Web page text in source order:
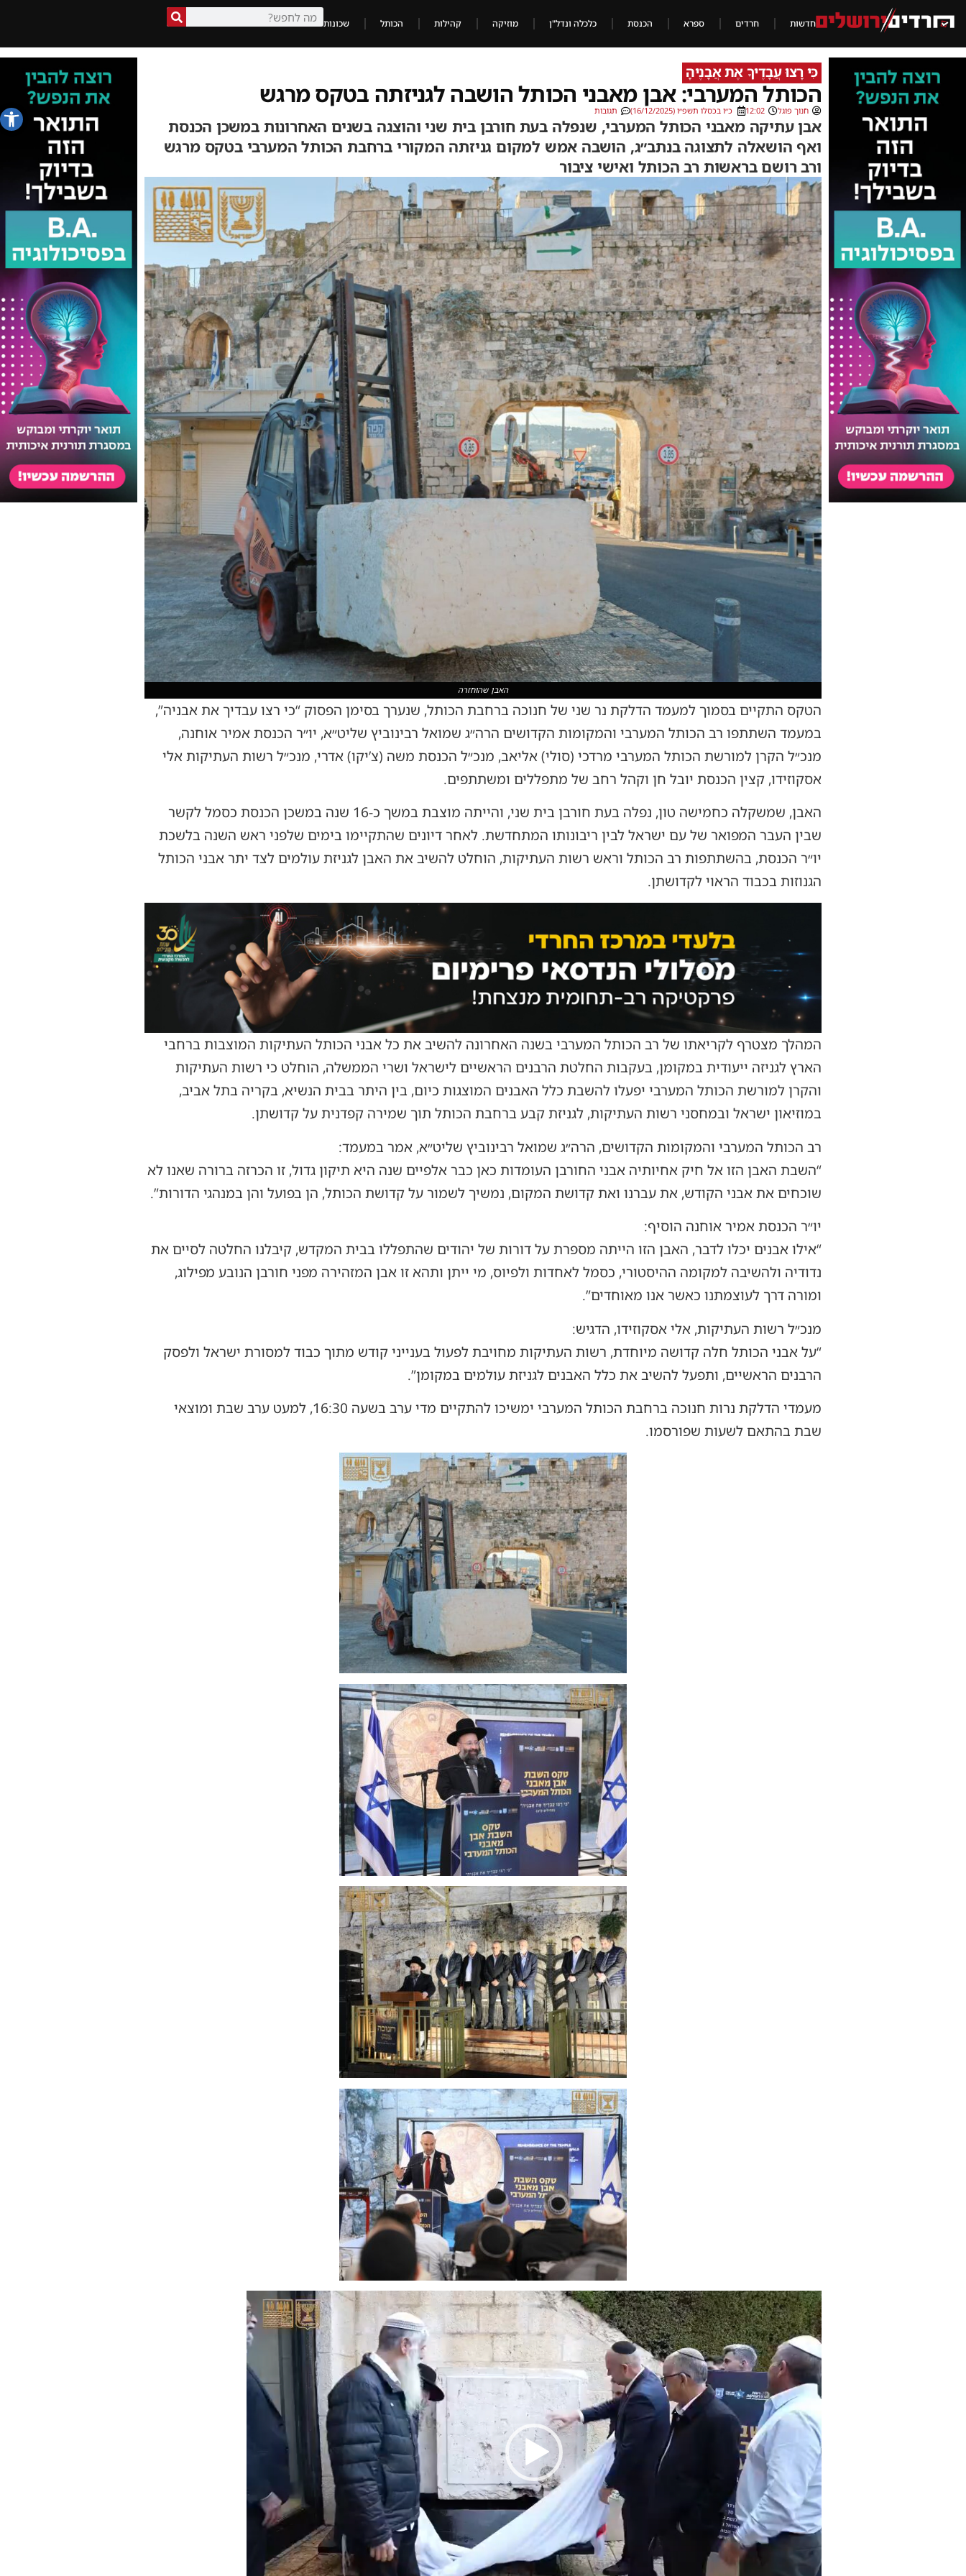
פתח
חדשות חרדים ספרא הכנסת כלכלה ונדל"ן מוזיקה קהילות הכותל שכונות
כִּי רָצוּ עֲבָדֶיךָ אֶת אֲבָנֶיהָ
הכותל המערבי: אבן מאבני הכותל הושבה לגניזתה בטקס מרגש
חנוך פוגל 12:02 כ״ו בכסלו תשפ״ו (16/12/2025) תגובות
אבן עתיקה מאבני הכותל המערבי, שנפלה בעת חורבן בית שני והוצגה בשנים האחרונות במשכן הכנסת
ואף הושאלה לתצוגה בנתב״ג, הושבה אמש למקום גניזתה המקורי ברחבת הכותל המערבי בטקס מרגש
ורב רושם בראשות רב הכותל ואישי ציבור
האבן שהוחזרה
הטקס התקיים בסמוך למעמד הדלקת נר שני של חנוכה ברחבת הכותל, שנערך בסימן הפסוק “כי רצו עבדיך את אבניה”,
במעמד השתתפו רב הכותל המערבי והמקומות הקדושים הרה״ג שמואל רבינוביץ שליט״א, יו״ר הכנסת אמיר אוחנה,
מנכ״ל הקרן למורשת הכותל המערבי מרדכי (סולי) אליאב, מנכ״ל הכנסת משה (צ’יקו) אדרי, מנכ״ל רשות העתיקות אלי
אסקוזידו, קצין הכנסת יובל חן וקהל רחב של מתפללים ומשתתפים.
האבן, שמשקלה כחמישה טון, נפלה בעת חורבן בית שני, והייתה מוצבת במשך כ-16 שנה במשכן הכנסת כסמל לקשר
שבין העבר המפואר של עם ישראל לבין ריבונותו המתחדשת. לאחר דיונים שהתקיימו בימים שלפני ראש השנה בלשכת
יו״ר הכנסת, בהשתתפות רב הכותל וראש רשות העתיקות, הוחלט להשיב את האבן לגניזת עולמים לצד יתר אבני הכותל
הגנוזות בכבוד הראוי לקדושתן.
המהלך מצטרף לקריאתו של רב הכותל המערבי בשנה האחרונה להשיב את כל אבני הכותל העתיקות המוצבות ברחבי
הארץ לגניזה ייעודית במקומן, בעקבות החלטת הרבנים הראשיים לישראל ושרי הממשלה, הוחלט כי רשות העתיקות
והקרן למורשת הכותל המערבי יפעלו להשבת כלל האבנים המוצגות כיום, בין היתר בבית הנשיא, בקריה בתל אביב,
במוזיאון ישראל ובמחסני רשות העתיקות, לגניזת קבע ברחבת הכותל תוך שמירה קפדנית על קדושתן.
רב הכותל המערבי והמקומות הקדושים, הרה״ג שמואל רבינוביץ שליט״א, אמר במעמד:
“השבת האבן הזו אל חיק אחיותיה אבני החורבן העומדות כאן כבר אלפיים שנה היא תיקון גדול, זו הכרזה ברורה שאנו לא
שוכחים את אבני הקודש, את עברנו ואת קדושת המקום, נמשיך לשמור על קדושת הכותל, הן בפועל והן במנהגי הדורות”.
יו״ר הכנסת אמיר אוחנה הוסיף:
“אילו אבנים יכלו לדבר, האבן הזו הייתה מספרת על דורות של יהודים שהתפללו בבית המקדש, קיבלנו החלטה לסיים את
נדודיה ולהשיבה למקומה ההיסטורי, כסמל לאחדות ולפיוס, מי ייתן ותהא זו אבן המזהירה מפני חורבן הנובע מפילוג,
ומורה דרך לעוצמתנו כאשר אנו מאוחדים”.
מנכ״ל רשות העתיקות, אלי אסקוזידו, הדגיש:
“על אבני הכותל חלה קדושה מיוחדת, רשות העתיקות מחויבת לפעול בענייני קודש מתוך כבוד למסורת ישראל ולפסק
הרבנים הראשיים, ותפעל להשיב את כלל האבנים לגניזת עולמים במקומן”.
מעמדי הדלקת נרות חנוכה ברחבת הכותל המערבי ימשיכו להתקיים מדי ערב בשעה 16:30, למעט ערב שבת ומוצאי
שבת בהתאם לשעות שפורסמו.
נגן
וידאו